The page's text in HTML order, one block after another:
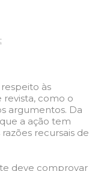
às
revista, como o
argumentos. Da
a ação tem
recursais de
deve comprovar